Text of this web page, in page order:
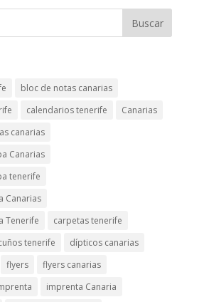
bloc de notas canarias
calendarios tenerife
Canarias
canarias
Canarias
tenerife
Canarias
Tenerife
carpetas tenerife
tenerife
dípticos canarias
flyers
flyers canarias
imprenta Canaria